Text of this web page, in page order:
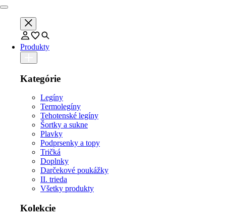
Produkty
Kategórie
Legíny
Termolegíny
Tehotenské legíny
Šortky a sukne
Plavky
Podprsenky a topy
Tričká
Doplnky
Darčekové poukážky
II. trieda
Všetky produkty
Kolekcie